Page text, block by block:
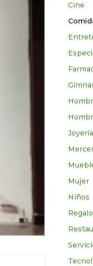
Cine
Joyería
Mujer
Niños